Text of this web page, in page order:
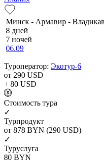
Минск - Армавир -
8 дней
7 ночей
06.09
Туроператор: Экотур-6
от 290 USD
+ 80 USD
Cтоимость тура
✓
Турпродукт
от 878 BYN (290 USD)
✓
Туруслуга
80 BYN